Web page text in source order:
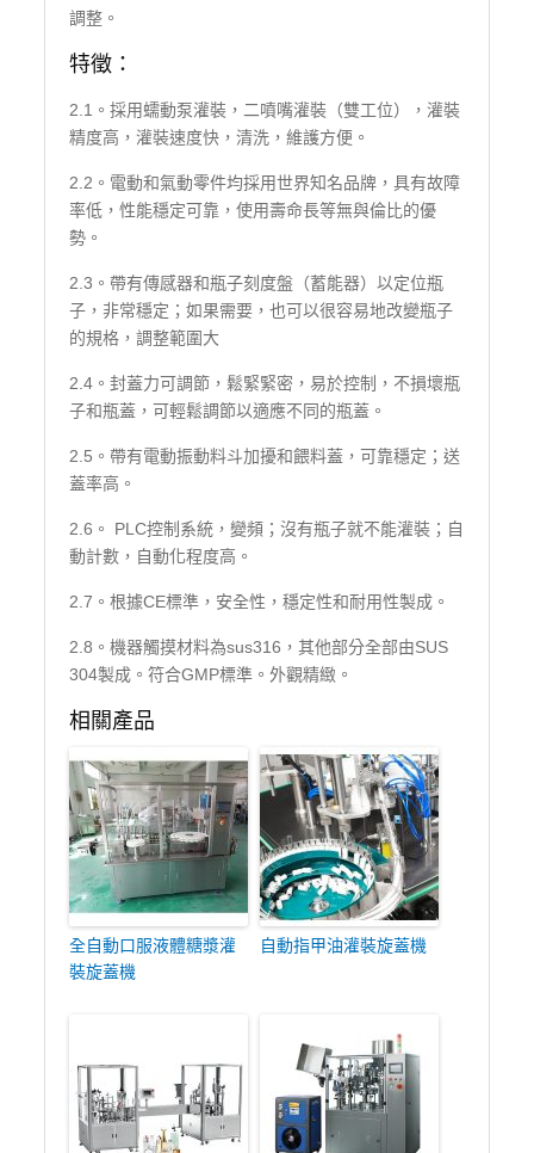
調整。
特徵：
2.1。採用蠕動泵灌裝，二噴嘴灌裝（雙工位），灌裝
精度高，灌裝速度快，清洗，維護方便。
2.2。電動和氣動零件均採用世界知名品牌，具有故障
率低，性能穩定可靠，使用壽命長等無與倫比的優
勢。
2.3。帶有傳感器和瓶子刻度盤（蓄能器）以定位瓶
子，非常穩定；如果需要，也可以很容易地改變瓶子
的規格，調整範圍大
2.4。封蓋力可調節，鬆緊緊密，易於控制，不損壞瓶
子和瓶蓋，可輕鬆調節以適應不同的瓶蓋。
2.5。帶有電動振動料斗加擾和餵料蓋，可靠穩定；送
蓋率高。
2.6。 PLC控制系統，變頻；沒有瓶子就不能灌裝；自
動計數，自動化程度高。
2.7。根據CE標準，安全性，穩定性和耐用性製成。
2.8。機器觸摸材料為sus316，其他部分全部由SUS
304製成。符合GMP標準。外觀精緻。
相關產品
全自動口服液體糖漿灌
裝旋蓋機
自動指甲油灌裝旋蓋機